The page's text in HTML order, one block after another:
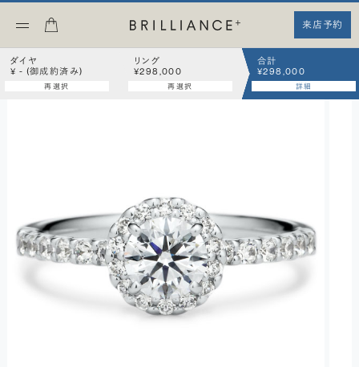
来店予約
ダイヤ
¥ - (御成約済み)
再選択
リング
¥298,000
再選択
合計
¥298,000
詳細